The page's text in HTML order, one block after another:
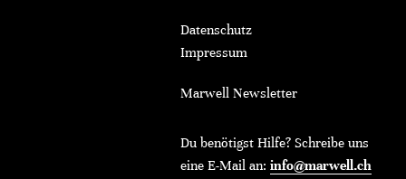
Datenschutz
Impressum
Marwell Newsletter
Du benötigst Hilfe? Schreibe uns
eine E-Mail an: info@marwell.ch